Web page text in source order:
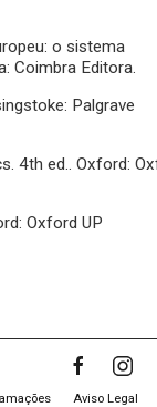
o sistema
Coimbra Editora.
Palgrave
4th ed.. Oxford:
Oxford UP
Aviso Legal